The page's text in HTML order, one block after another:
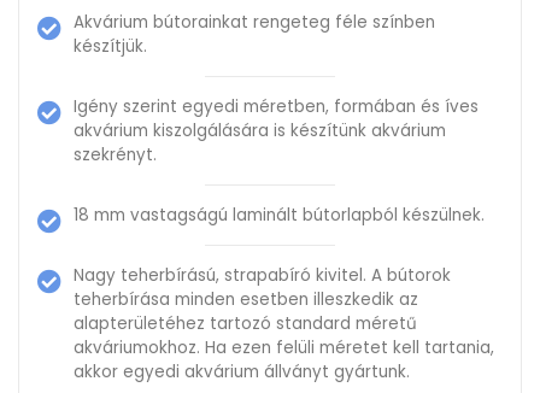
Akvárium bútorainkat rengeteg féle színben
készítjük.
Igény szerint egyedi méretben, formában és íves
akvárium kiszolgálására is készítünk akvárium
szekrényt.
18 mm vastagságú laminált bútorlapból készülnek.
Nagy teherbírású, strapabíró kivitel. A bútorok
teherbírása minden esetben illeszkedik az
alapterületéhez tartozó standard méretű
akváriumokhoz. Ha ezen felüli méretet kell tartania,
akkor egyedi akvárium állványt gyártunk.